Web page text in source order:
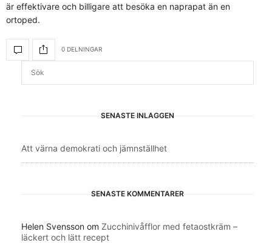
är effektivare och billigare att besöka en naprapat än en
ortoped.
0 DELNINGAR
SENASTE INLÄGGEN
Att värna demokrati och jämnställhet
SENASTE KOMMENTARER
Helen Svensson om Zucchinivåfflor med fetaostkräm –
läckert och lätt recept